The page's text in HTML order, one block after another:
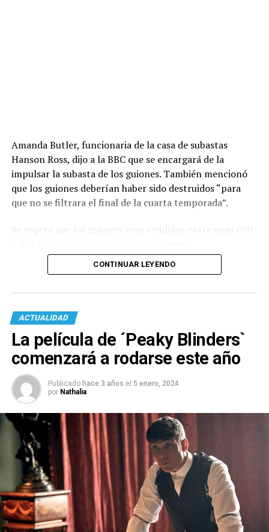
Amanda Butler, funcionaria de la casa de subastas
Hanson Ross, dijo a la BBC que se encargará de la
impulsar la subasta de los guiones. También mencionó
que los guiones deberían haber sido destruidos “para
que no se filtrara el final de la cuarta temporada”.
CONTINUAR LEYENDO
ACTUALIDAD
La película de ´Peaky Blinders`
comenzará a rodarse este año
Publicado hace 3 años el 5 enero, 2024
por Nathalia